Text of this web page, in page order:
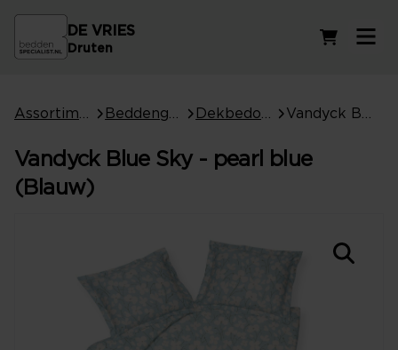
DE VRIES
Druten
Vandyck Blue Sky - pearl blue
(Blauw)